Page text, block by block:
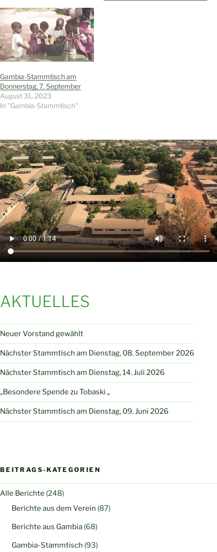
Gambia-Stammtisch am
Donnerstag, 7. September
August 31, 2023
In "Gambia-Stammtisch"
AKTUELLES
Neuer Vorstand gewählt
Nächster Stammtisch am Dienstag, 08. September 2026
Nächster Stammtisch am Dienstag, 14. Juli 2026
„Besondere Spende zu Tobaski „
Nächster Stammtisch am Dienstag, 09. Juni 2026
BEITRAGS-KATEGORIEN
Alle Berichte (248)
Berichte aus dem Verein (87)
Berichte aus Gambia (68)
Gambia-Stammtisch (93)